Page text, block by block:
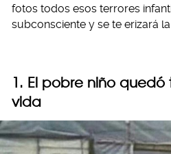
fotos todos esos terrores
subconsciente y se te erizará
1. El pobre niño
vida